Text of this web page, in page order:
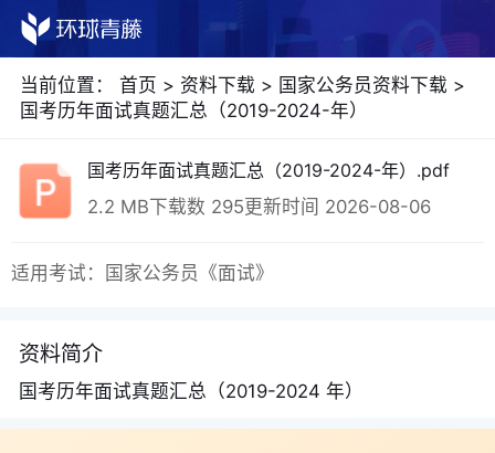
当前位置： 首页 > 资料下载 > 国家公务员资料下载 >
国考历年面试真题汇总（2019-2024-年）
国考历年面试真题汇总（2019-2024-年）.pdf
2.2 MB下载数 295更新时间 2026-08-06
适用考试：国家公务员《面试》
资料简介
国考历年面试真题汇总（2019-2024 年）